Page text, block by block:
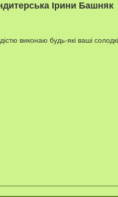
Ірини Башняк
виконаю будь-які ваші солодкі